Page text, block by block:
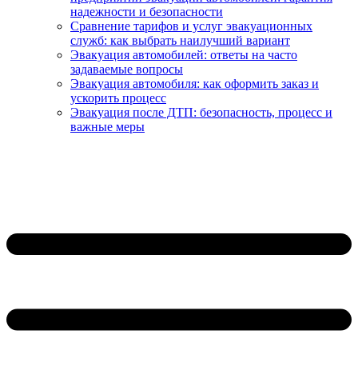
надежности и безопасности
Сравнение тарифов и услуг эвакуационных
служб: как выбрать наилучший вариант
Эвакуация автомобилей: ответы на часто
задаваемые вопросы
Эвакуация автомобиля: как оформить заказ и
ускорить процесс
Эвакуация после ДТП: безопасность, процесс и
важные меры